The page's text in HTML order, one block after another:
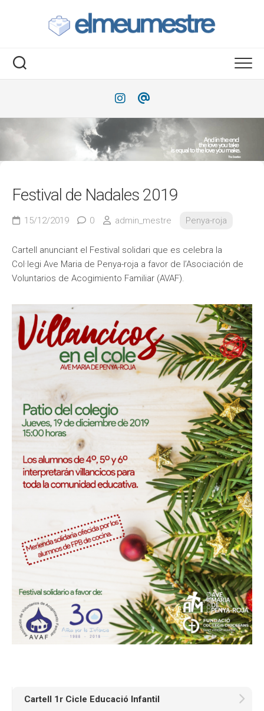
Festival de Nadales 2019
15/12/2019 0 admin_mestre Penya-roja
Cartell anunciant el Festival solidari que es celebra la
Col·legi Ave Maria de Penya-roja a favor de l’Asociación de
Voluntarios de Acogimiento Familiar (AVAF).
Cartell 1r Cicle Educació Infantil